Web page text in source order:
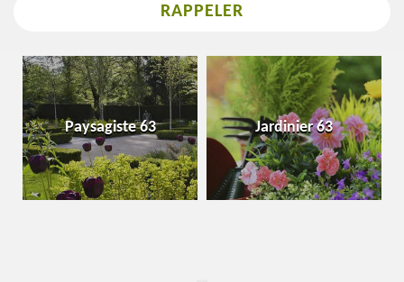
Paysagiste 63 Jardinier 63